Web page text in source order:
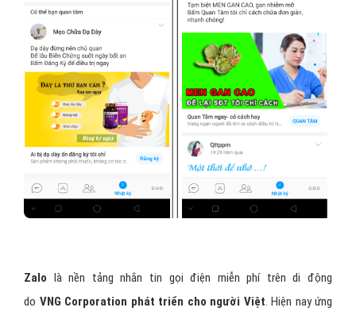
Zalo là nền tảng nhắn tin gọi điện miễn phí trên di động
do VNG Corporation phát triển cho người Việt. Hiện nay ứng